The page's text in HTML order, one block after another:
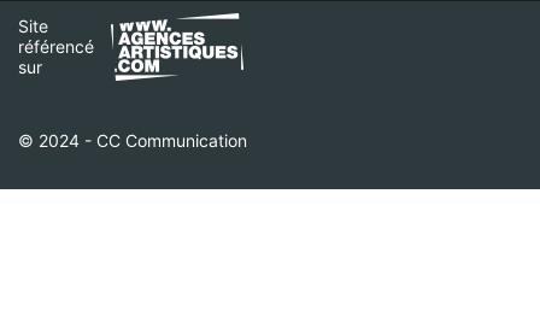
Site
référencé
sur
© 2024 - CC Communication